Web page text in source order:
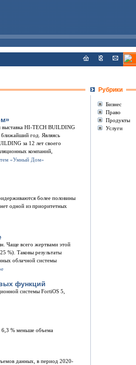
Рубрики
Бизнес
Право
Продукты
Услуги
выставка HI-TECH BUILDING
ближайший год. Являясь
за 12 лет своего
компаний,
более половины
одной из приоритетных
Чаще всего жертвами этой
%). Таковы результаты
облачной системы
функций
системы FortiOS 5,
6,3 % меньше объема
данных, в период 2020-